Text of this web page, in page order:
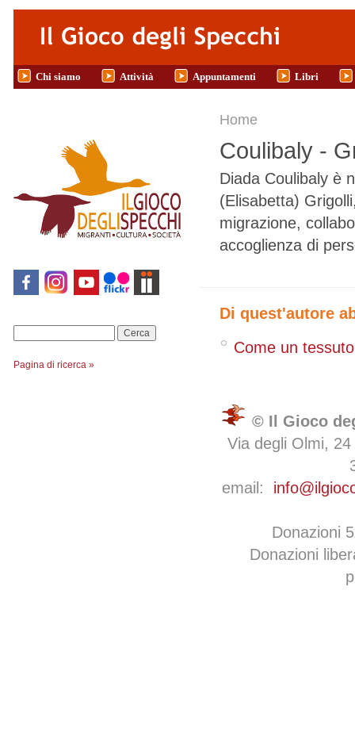
Salta al contenuto principale
Chi siamo Attività Appuntamenti Libri
Pagina di ricerca »
Tu sei qui
Home
Coulibaly -
Diada Coulibaly è
(Elisabetta)
migrazione,
accoglienza di
Di quest'autore
Come un
© Il Gioco
Via degli Olmi,
email:
Donazioni
Donazioni